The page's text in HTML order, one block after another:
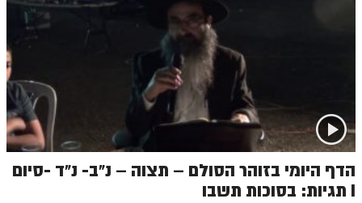
הדף היומי בזוהר הסולם – תצוה – נ"ב- נ"ד -סיום
I תגיות: בסוכות תשבו